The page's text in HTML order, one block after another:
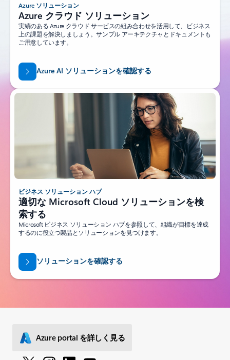
Azure ソリューション
Azure クラウド ソリューション
実績のある Azure クラウド サービスの組み合わせを活用して、ビジネス
上の課題を解決しましょう。サンプル アーキテクチャとドキュメントも
ご用意しています。
Azure AI ソリューションを確認する
ビジネス ソリューション ハブ
適切な Microsoft Cloud ソリューションを検
索する
Microsoft ビジネス ソリューション ハブを参照して、組織が目標を達成
するのに役立つ製品とソリューションを見つけます。
ソリューションを確認する
Azure portal を詳しく見る